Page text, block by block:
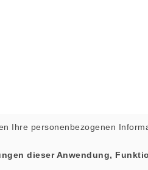
Ihre personenbezogenen
dieser Anwendung,